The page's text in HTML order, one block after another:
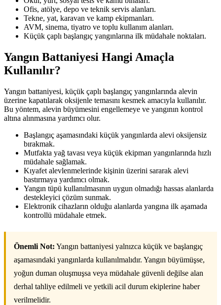
Ofis, atölye, depo ve teknik servis alanları.
Tekne, yat, karavan ve kamp ekipmanları.
AVM, sinema, tiyatro ve toplu kullanım alanları.
Küçük çaplı başlangıç yangınlarına ilk müdahale noktaları.
Yangın Battaniyesi Hangi Amaçla
Kullanılır?
Yangın battaniyesi, küçük çaplı başlangıç yangınlarında alevin
üzerine kapatılarak oksijenle temasını kesmek amacıyla kullanılır.
Bu yöntem, alevin büyümesini engellemeye ve yangının kontrol
altına alınmasına yardımcı olur.
Başlangıç aşamasındaki küçük yangınlarda alevi oksijensiz
bırakmak.
Mutfakta yağ tavası veya küçük ekipman yangınlarında hızlı
müdahale sağlamak.
Kıyafet alevlenmelerinde kişinin üzerini sararak alevi
bastırmaya yardımcı olmak.
Yangın tüpü kullanılmasının uygun olmadığı hassas alanlarda
destekleyici çözüm sunmak.
Elektronik cihazların olduğu alanlarda yangına ilk aşamada
kontrollü müdahale etmek.
Önemli Not: Yangın battaniyesi yalnızca küçük ve başlangıç
aşamasındaki yangınlarda kullanılmalıdır. Yangın büyümüşse,
yoğun duman oluşmuşsa veya müdahale güvenli değilse alan
derhal tahliye edilmeli ve yetkili acil durum ekiplerine haber
verilmelidir.